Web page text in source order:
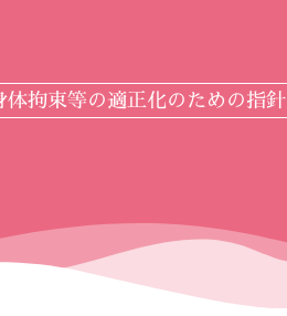
体拘束等の適正化のための指針